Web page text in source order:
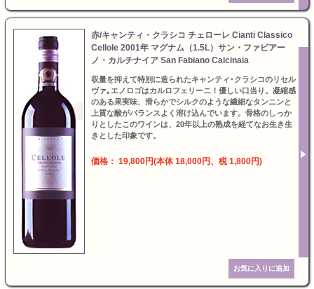
赤/キャンティ・クラシコ チェローレ Cianti Classico
Cellole 2001年 マグナム（1.5L）サン・ファビアー
ノ・カルチナイア San Fabiano Calcinaia
収量を抑えて特別に造られたキャンティ･クラシコのリセル
ヴァ｡エノロゴはカルロフェリーニ！優しい口当り。凝縮感
のある果実味、滑らかでシルクのような繊細なタンニンと
上質な酸がバランスよく溶け込んでいます。骨格のしっか
りとしたこのワインは、20年以上の熟成を経てなお生き生
きとした印象です。
価格： 19,800円(本体 18,000円、税 1,800円)